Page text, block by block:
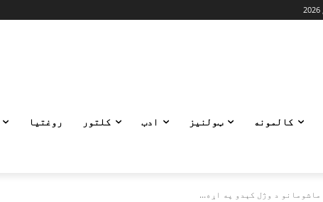
کالمونه ټولنیز ادب کلتور روغتیا